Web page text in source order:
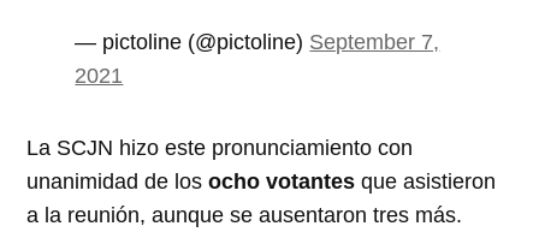
— pictoline (@pictoline) September 7,
2021
La SCJN hizo este pronunciamiento con
unanimidad de losocho votantes que asistieron
a la reunión, aunque se ausentaron tres más.